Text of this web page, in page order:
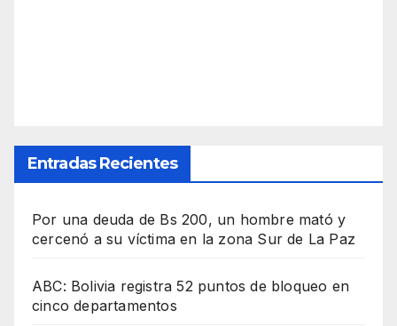
Entradas Recientes
Por una deuda de Bs 200, un hombre mató y
cercenó a su víctima en la zona Sur de La Paz
ABC: Bolivia registra 52 puntos de bloqueo en
cinco departamentos